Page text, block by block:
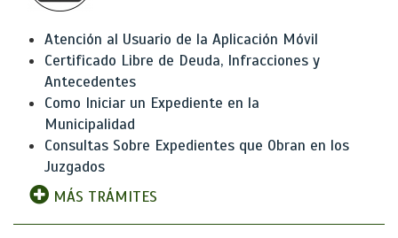
Atención al Usuario de la Aplicación Móvil
Certificado Libre de Deuda, Infracciones y
Antecedentes
Como Iniciar un Expediente en la
Municipalidad
Consultas Sobre Expedientes que Obran en los
Juzgados
MÁS TRÁMITES